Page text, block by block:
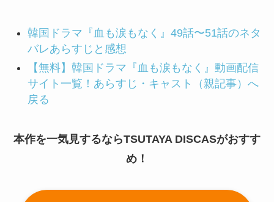
韓国ドラマ『血も涙もなく』49話〜51話のネタ
バレあらすじと感想
【無料】韓国ドラマ『血も涙もなく』動画配信
サイト一覧！あらすじ・キャスト（親記事）へ
戻る
本作を一気見するならTSUTAYA DISCASがおすす
め！